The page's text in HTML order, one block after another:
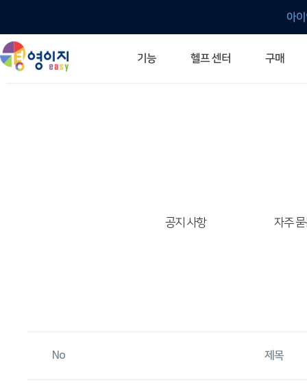
아
기능 헬프 센터 구매
공지 사항 자주
No 제목